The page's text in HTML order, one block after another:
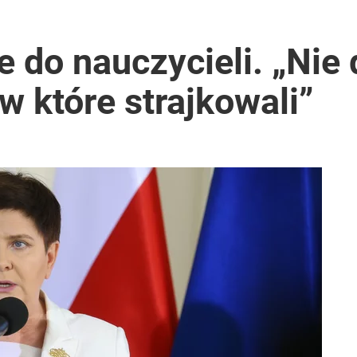
ujawnił powód
Polacy. Sondaż dla „Wprost”
roku?
do nauczycieli. „Nie
które strajkowali”